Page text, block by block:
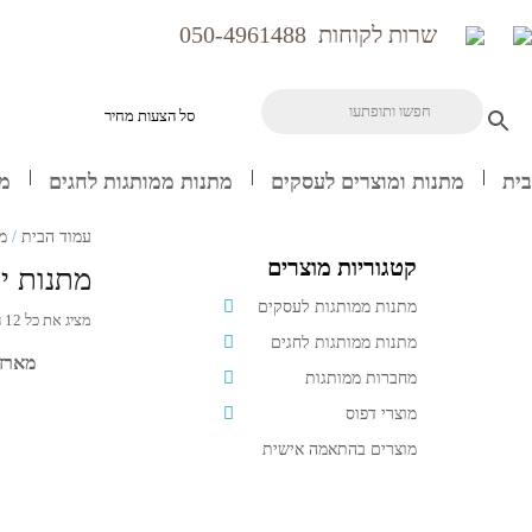
שרות לקוחות
סל הצעות מחיר
בית מתנות ומוצרים לעסקים מתנות ממותגות לחגים
קטגוריות מוצרים
מתנות ממותגות לעסקים
מתנות ממותגות לחגים
מחברות ממותגות
מוצרי דפוס
מוצרים בהתאמה אישית
עמוד הבית/
מתנות
מציג את כל 12 התוצאות